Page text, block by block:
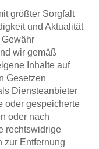
größter Sorgfalt
und Aktualität
wir gemäß
Inhalte auf
Gesetzen
Diensteanbieter
oder gespeicherte
oder nach
rechtswidrige
zur Entfernung